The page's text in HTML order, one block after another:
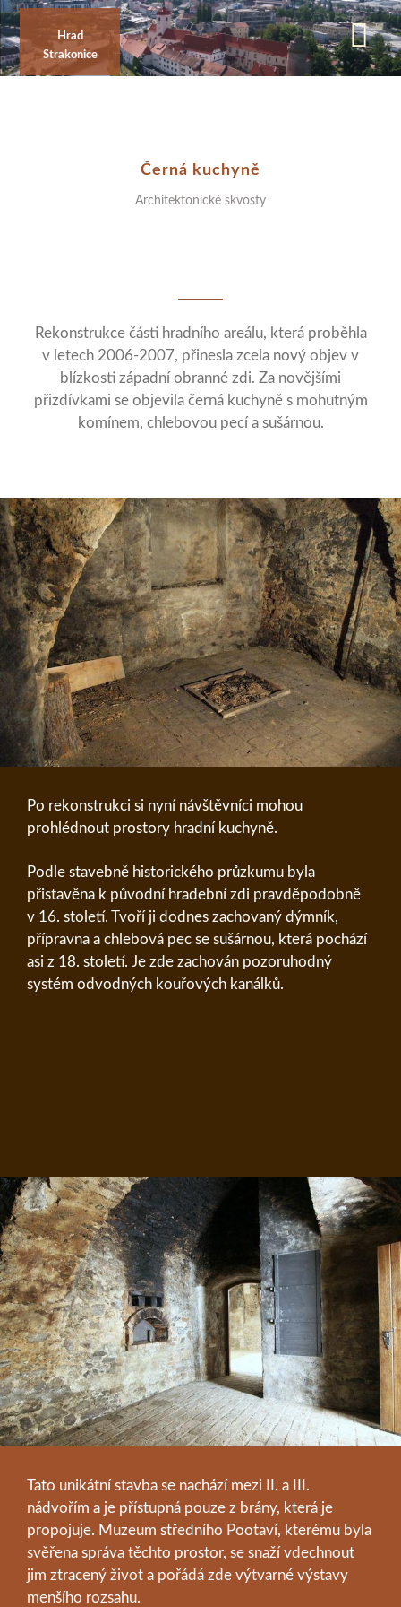
Přejít
k
hlavnímu
obsahu
Hrad
Strakonice
Černá kuchyně
Architektonické skvosty
Rekonstrukce části hradního areálu, která proběhla
v letech 2006-2007, přinesla zcela nový objev v
blízkosti západní obranné zdi. Za novějšími
přizdívkami se objevila černá kuchyně s mohutným
komínem, chlebovou pecí a sušárnou.
Po rekonstrukci si nyní návštěvníci mohou
prohlédnout prostory hradní kuchyně.
Podle stavebně historického průzkumu byla
přistavěna k původní hradební zdi pravděpodobně
v 16. století. Tvoří ji dodnes zachovaný dýmník,
přípravna a chlebová pec se sušárnou, která pochází
asi z 18. století. Je zde zachován pozoruhodný
systém odvodných kouřových kanálků.
Tato unikátní stavba se nachází mezi II. a III.
nádvořím a je přístupná pouze z brány, která je
propojuje. Muzeum středního Pootaví, kterému byla
svěřena správa těchto prostor, se snaží vdechnout
jim ztracený život a pořádá zde výtvarné výstavy
menšího rozsahu.